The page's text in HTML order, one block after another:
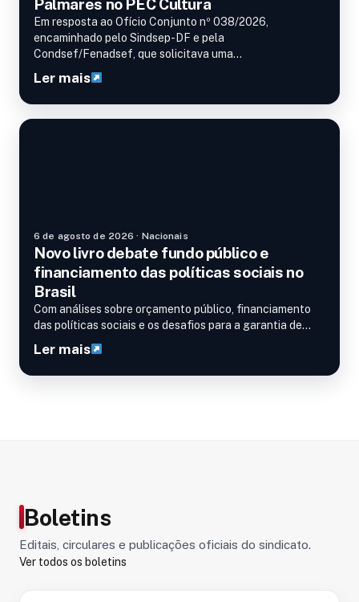
Palmares no PEC Cultura
Em resposta ao Ofício Conjunto nº 038/2026,
encaminhado pelo Sindsep-DF e pela
Condsef/Fenadsef, que solicitava uma…
Ler mais
6 de agosto de 2026 · Nacionais
Novo livro debate fundo público e
financiamento das políticas sociais no
Brasil
Com análises sobre orçamento público, financiamento
das políticas sociais e os desafios para a garantia de…
Ler mais
Boletins
Editais, circulares e publicações oficiais do sindicato.
Ver todos os boletins